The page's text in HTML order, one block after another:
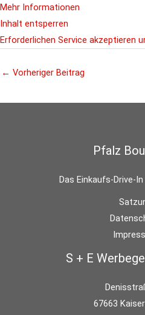
Mehr Informationen
Inhalt entsperren
Erforderlichen Service akzeptieren
← Vorheriger Beitrag
Pfalz
Das Einkaufs-Drive-
S + E
67663